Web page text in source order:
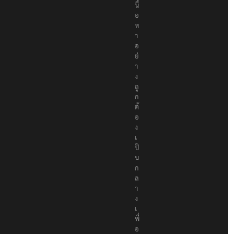
อ
ห
า
อ
ย่
า
ง
ถู
ก
ต้
อ
ง
เ
ป็
น
ก
ล
า
ง
เ
พื่
อ
สั